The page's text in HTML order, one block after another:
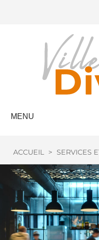
MENU
ACCUEIL > SERVICES